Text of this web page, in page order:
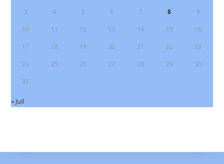
3 4 5 6 7 8 9
10 11 12 13 14 15 16
17 18 19 20 21 22 23
24 25 26 27 28 29 30
31
« Juil